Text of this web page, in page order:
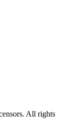
All rights